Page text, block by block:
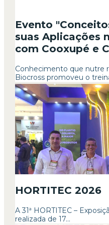
Evento
suas Aplicações
com Cooxupé e
Conhecimento que nutre
Biocross promoveu o
HORTITEC 2026
A 31ª HORTITEC –
realizada de 17...